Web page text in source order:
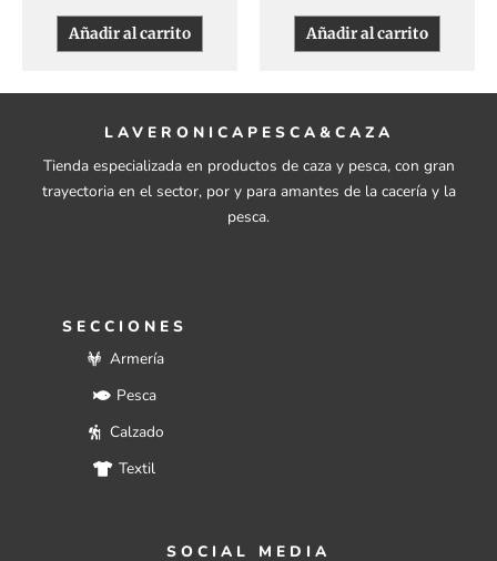
Añadir al carrito Añadir al carrito
LAVERONICAPESCA&CAZA
Tienda especializada en productos de caza y pesca, con gran
trayectoria en el sector, por y para amantes de la cacería y la
pesca.
SECCIONES
Armería
Pesca
Calzado
Textil
SOCIAL MEDIA